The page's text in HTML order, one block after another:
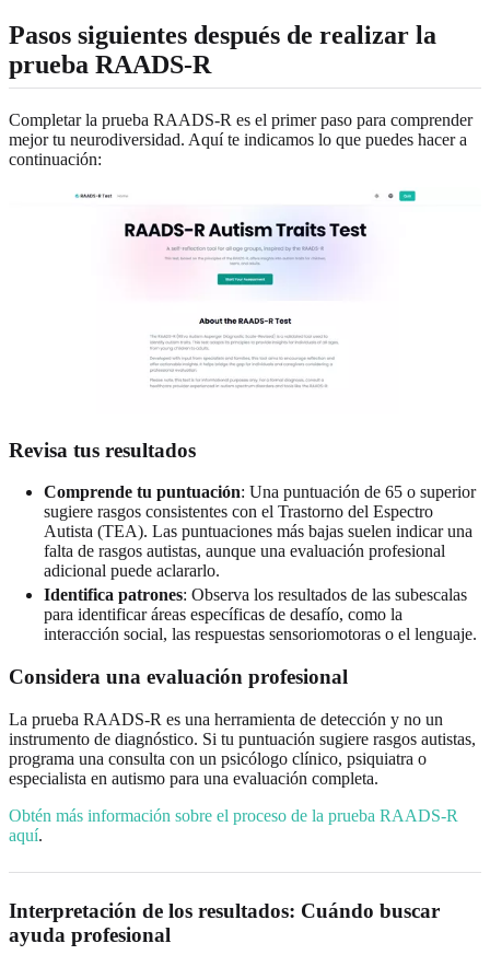
Pasos siguientes después de realizar la
prueba RAADS-R
Completar la prueba RAADS-R es el primer paso para comprender
mejor tu neurodiversidad. Aquí te indicamos lo que puedes hacer a
continuación:
Revisa tus resultados
Comprende tu puntuación: Una puntuación de 65 o superior
sugiere rasgos consistentes con el Trastorno del Espectro
Autista (TEA). Las puntuaciones más bajas suelen indicar una
falta de rasgos autistas, aunque una evaluación profesional
adicional puede aclararlo.
Identifica patrones: Observa los resultados de las subescalas
para identificar áreas específicas de desafío, como la
interacción social, las respuestas sensoriomotoras o el lenguaje.
Considera una evaluación profesional
La prueba RAADS-R es una herramienta de detección y no un
instrumento de diagnóstico. Si tu puntuación sugiere rasgos autistas,
programa una consulta con un psicólogo clínico, psiquiatra o
especialista en autismo para una evaluación completa.
Obtén más información sobre el proceso de la prueba RAADS-R
aquí.
Interpretación de los resultados: Cuándo buscar
ayuda profesional